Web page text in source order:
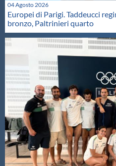
04 Agosto 2026
Europei di Parigi. Taddeucci
bronzo, Paltrinieri quarto